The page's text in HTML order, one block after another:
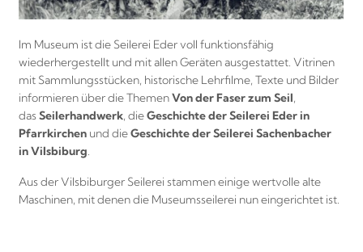
Im Museum ist die Seilerei Eder voll funktionsfähig
wiederhergestellt und mit allen Geräten ausgestattet. Vitrinen
mit Sammlungsstücken, historische Lehrfilme, Texte und Bilder
informieren über die ThemenVon der Faser zum Seil,
dasSeilerhandwerk, dieGeschichte der Seilerei Eder in
Pfarrkirchenund dieGeschichte der Seilerei Sachenbacher
in Vilsbiburg.
Aus der Vilsbiburger Seilerei stammen einige wertvolle alte
Maschinen, mit denen die Museumsseilerei nun eingerichtet ist.